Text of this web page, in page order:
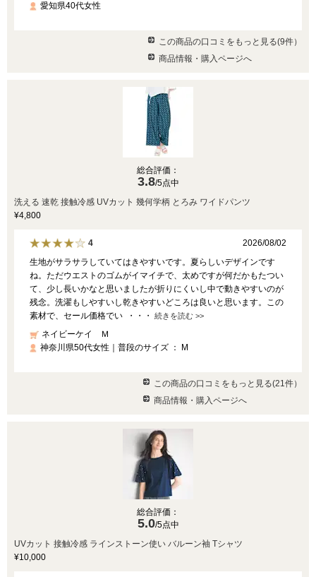
愛知県40代女性
この商品の口コミをもっと見る(9件）
商品情報・購入ページへ
総合評価：
3.8/5点中
洗える 速乾 接触冷感 UVカット 幾何学柄 とろみ ワイドパンツ
¥4,800
4
2026/08/02
生地がサラサラしていてはきやすいです。夏らしいデザインです
ね。ただウエストのゴムがイマイチで、太めですが何だかもたつい
て、少し長いかなと思いましたが折りにくいし中で動きやすいのが
残念。洗濯もしやすいし乾きやすいどころは良いと思います。この
素材で、セール価格でい ・・・
続きを読む >>
ネイビーケイ Ｍ
神奈川県50代女性｜普段のサイズ ： M
この商品の口コミをもっと見る(21件）
商品情報・購入ページへ
総合評価：
5.0/5点中
UVカット 接触冷感 ラインストーン使い バルーン袖 Tシャツ
¥10,000